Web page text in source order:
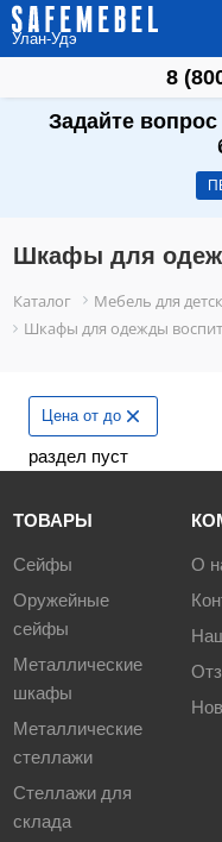
Улан-Удэ
8
Задайте
Шкафы для
Каталог Мебель для
Шкафы для одежды
Цена от до
раздел пуст
ТОВАРЫ
Сейфы
Оружейные
сейфы
Металлические
шкафы
Металлические
стеллажи
Стеллажи для
склада
О